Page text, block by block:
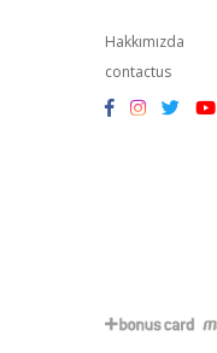
Hakkımızda
contactus